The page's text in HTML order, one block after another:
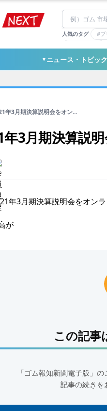
人気のタグ #ブ
#日本ゼオン
#東ソー
▼ ニュース・トピッ
年3月期決算説明会をオン...
3月期決算説
年3月期決算説明会をオンラ
が
この記事
「ゴム報知新聞電子版」
記事の続きを